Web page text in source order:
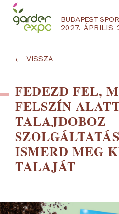
BUDAPEST
2027. ÁPRILIS
NYEREMÉNYJÁTÉK /
‹ VISSZA
FEDEZD FEL,
FELSZÍN
TALAJDOBOZ
ISMERD MEG
TALAJÁT